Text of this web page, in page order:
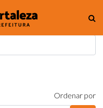
Ordenar por